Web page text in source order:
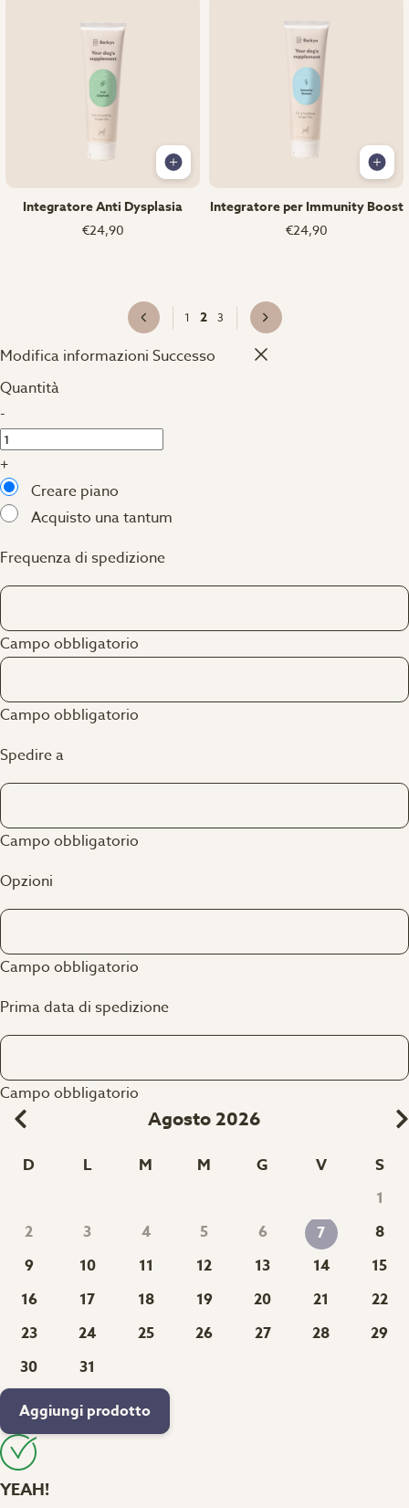
Integratore Anti Dysplasia
€24,90
Integratore per Immunity Boost
€24,90
1 2 3
Modifica informazioni Successo
Quantità
-
+
Creare piano
Acquisto una tantum
Frequenza di spedizione
Campo obbligatorio
Campo obbligatorio
Spedire a
Campo obbligatorio
Opzioni
Campo obbligatorio
Prima data di spedizione
Campo obbligatorio
Agosto 2026
D L M M G V S
1
2
3 4 5 6 7
8
9
10 11 12 13 14
15
16
17 18 19 20 21
22
23
24 25 26 27 28
29
30
31
Aggiungi prodotto
YEAH!